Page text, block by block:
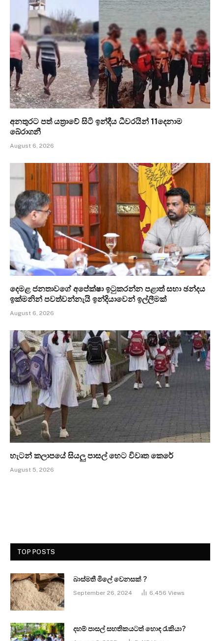
අනතුරට පත් යත්‍රාවේ සිටි ඉන්දීය ධීවරයින් 11දෙනාම
බේරාගනී
August 6, 2026
දෙමළ ජනතාවගේ අපේක්ෂා ඉටුකරන්න පළාත් සභා ඡන්දය
ඉක්මනින් පවත්වන්නැයි ඉන්දියාවෙන් ඉල්ලීමක්
August 6, 2026
හැටන් කලාපයේ සියලු පාසල් හෙට විවෘත කෙරේ
August 5, 2026
TOP POSTS
බාස්මතී මිලේ වෙනසක් ?
September 26, 2024 6,456 Views
දහම් පාසල් සහතිකයටත් හොඳ රැකියා?